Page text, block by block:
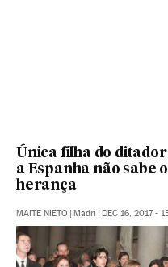
Única filha do
a Espanha não sabe
herança
MAITE NIETO | Madri | DEC 16, 2017 -